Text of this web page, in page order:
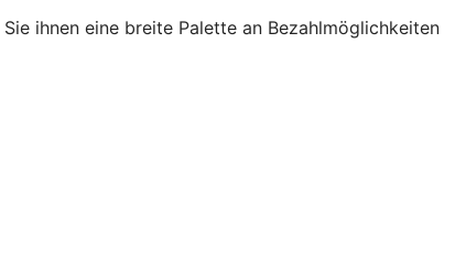
ihnen eine breite Palette an Bezahlmöglichkeiten